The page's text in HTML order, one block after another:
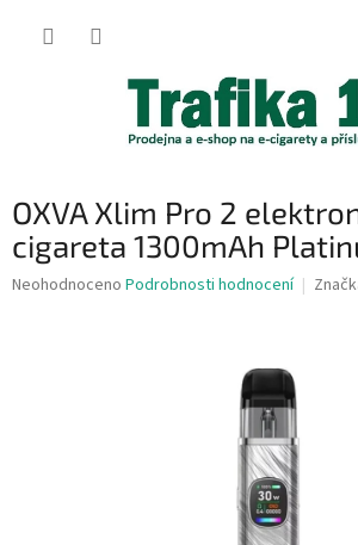
OXVA Xlim Pro 2
cigareta 1300mAh
Průměrné
Neohodnoceno Podrobnosti hodnocení